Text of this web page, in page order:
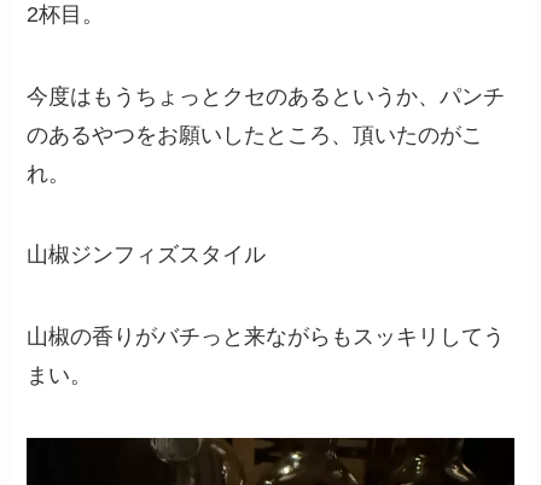
2杯目。
今度はもうちょっとクセのあるというか、パンチ
のあるやつをお願いしたところ、頂いたのがこ
れ。
山椒ジンフィズスタイル
山椒の香りがバチっと来ながらもスッキリしてう
まい。